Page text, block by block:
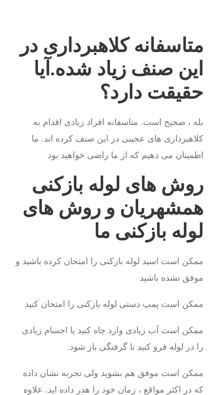
متاسفانه کلاهبرداری در
این صنف زیاد شده.آیا
حقیقت دارد؟
بله ، صحیح است. متاسفانه افراد زیادی اقدام به
کلاهبرداری های عجیبی در این صنف کرده اند. ما
اطمینان می دهیم که از ما راضی خواهید بود
روش های لوله بازکنی
همشهریان و روش های
لوله بازکنی ما
ممکن است اسید لوله بازکنی را امتحان کرده باشید و
موفق نشده باشید
ممکن است پمپ دستی لوله بازکنی را امتحان کنید
ممکن است آب زیادی وارد چاه کنید یا اجسام زیادی
را در لوله فرو کنید تا گرفتگی باز شود.
ممکن است موفق هم بشوید ولی تجربه نشان داده
که در اکثر مواقع ، زمان خود را هدر داده اید. علاوه